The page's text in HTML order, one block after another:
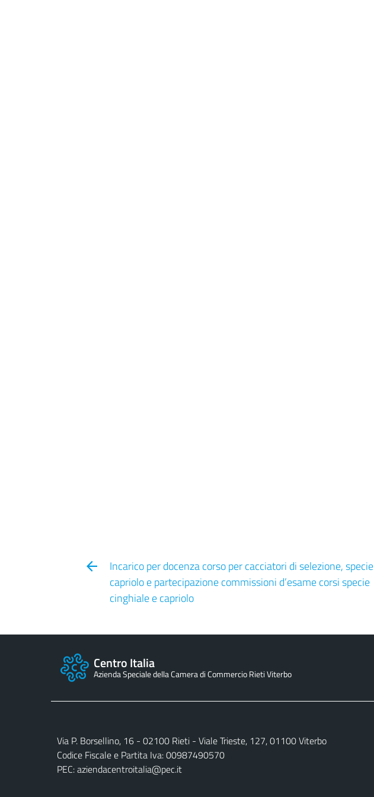
Incarico per docenza corso per cacciatori di selezione, specie
capriolo e partecipazione commissioni d’esame corsi specie
cinghiale e capriolo
Centro Italia
Azienda Speciale della Camera di Commercio Rieti Viterbo
Via P. Borsellino, 16 - 02100 Rieti - Viale Trieste, 127, 01100 Viterbo
Codice Fiscale e Partita Iva: 00987490570
PEC:aziendacentroitalia@pec.it